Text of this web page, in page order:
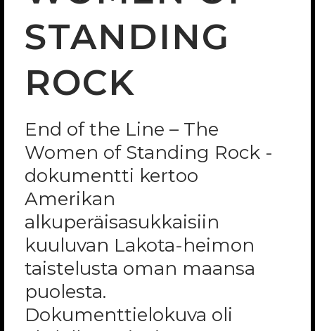
STANDING
ROCK
End of the Line – The
Women of Standing Rock -
dokumentti kertoo
Amerikan
alkuperäisasukkaisiin
kuuluvan Lakota-heimon
taistelusta oman maansa
puolesta.
Dokumenttielokuva oli